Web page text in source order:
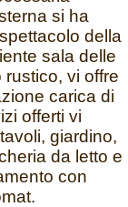
si ha
della
sala delle
vi offre
carica di
offerti vi
giardino,
da letto e
con